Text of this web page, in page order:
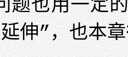
题也用一定
伸”，也本